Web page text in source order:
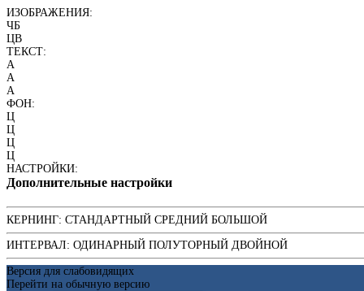
ИЗОБРАЖЕНИЯ:
ЧБ
ЦВ
ТЕКСТ:
A
A
A
ФОН:
Ц
Ц
Ц
Ц
НАСТРОЙКИ:
Дополнительные настройки
КЕРНИНГ: СТАНДАРТНЫЙ СРЕДНИЙ БОЛЬШОЙ
ИНТЕРВАЛ: ОДИНАРНЫЙ ПОЛУТОРНЫЙ ДВОЙНОЙ
Версия для слабовидящих
Перейти на обычную версию